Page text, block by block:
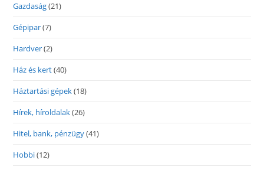
Gazdaság(21)
Gépipar(7)
Hardver(2)
Ház és kert(40)
Háztartási gépek(18)
Hírek, híroldalak(26)
Hitel, bank, pénzügy(41)
Hobbi(12)